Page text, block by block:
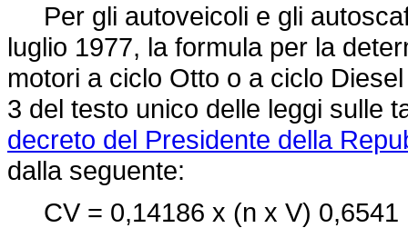
Per gli autoveicoli e gli
luglio 1977, la formula per la
motori a ciclo Otto o a ciclo
3 del testo unico delle leggi sulle
decreto del Presidente della
dalla seguente:
CV = 0,14186 x (n x V) 0,6541